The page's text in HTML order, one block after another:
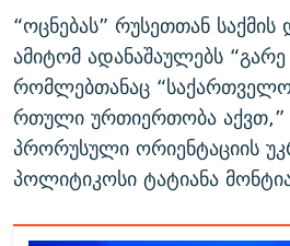
“ოცნებას” რუსეთთან
ამიტომ ადანაშაულებს
რომლებთანაც
რთული ურთიერთობა აქვთ,”
პრორუსული ორიენტაციის
პოლიტიკოსი ტატიანა